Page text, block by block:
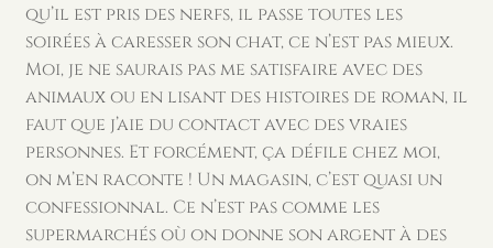
qu’il est pris des nerfs, il passe toutes les
soirées à caresser son chat, ce n’est pas mieux.
Moi, je ne saurais pas me satisfaire avec des
animaux ou en lisant des histoires de roman, il
faut que j’aie du contact avec des vraies
personnes. Et forcément, ça défile chez moi,
on m’en raconte ! Un magasin, c’est quasi un
confessionnal. Ce n’est pas comme les
supermarchés où on donne son argent à des